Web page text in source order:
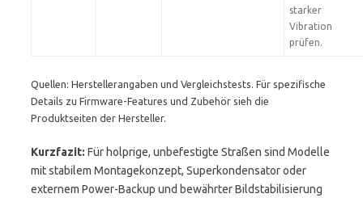
starker
Vibration
prüfen.
Quellen: Herstellerangaben und Vergleichstests. Für spezifische
Details zu Firmware-Features und Zubehör sieh die
Produktseiten der Hersteller.
Kurzfazit: Für holprige, unbefestigte Straßen sind Modelle
mit stabilem Montagekonzept, Superkondensator oder
externem Power-Backup und bewährter Bildstabilisierung